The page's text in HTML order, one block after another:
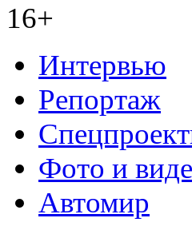
16+
Интервью
Репортаж
Фото и
Автомир